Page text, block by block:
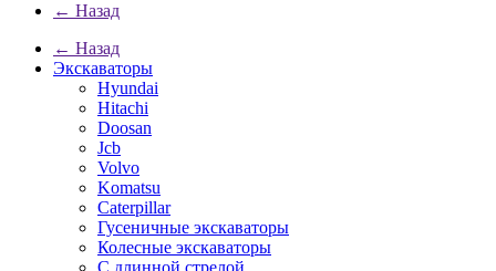
← Назад
← Назад
Экскаваторы
Hyundai
Hitachi
Doosan
Jcb
Volvo
Komatsu
Caterpillar
Гусеничные экскаваторы
Колесные экскаваторы
С длинной стрелой